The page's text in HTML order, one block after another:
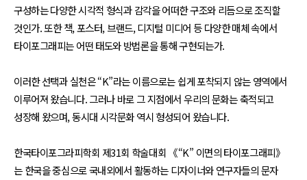
구성하는 다양한 시각적 형식과 감각을 어떠한 구조와 리듬으로 조직할
것인가. 또한 책, 포스터, 브랜드, 디지털 미디어 등 다양한 매체 속에서
타이포그래피는 어떤 태도와 방법론을 통해 구현되는가.
이러한 선택과 실천은 “K”라는 이름으로는 쉽게 포착되지 않는 영역에서
이루어져 왔습니다. 그러나 바로 그 지점에서 우리의 문화는 축적되고
성장해 왔으며, 동시대 시각문화 역시 형성되어 왔습니다.
한국타이포그라피학회 제31회 학술대회 《“K” 이면의 타이포그래피》
는 한국을 중심으로 국내외에서 활동하는 디자이너와 연구자들의 문자